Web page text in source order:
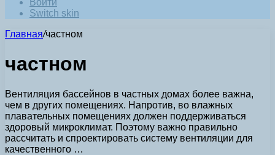
Войти
Switch skin
Главная/частном
частном
Вентиляция бассейнов в частных домах более важна,
чем в других помещениях. Напротив, во влажных
плавательных помещениях должен поддерживаться
здоровый микроклимат. Поэтому важно правильно
рассчитать и спроектировать систему вентиляции для
качественного …